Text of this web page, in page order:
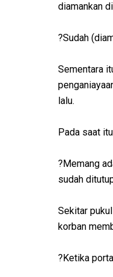
diamankan
?Sudah
Sementara
lalu.
Pada saat
?Memang
sudah
Sekitar
korban
?Ketika